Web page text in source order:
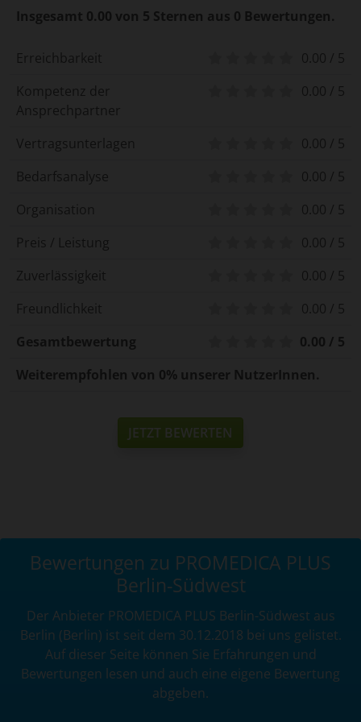
Insgesamt 0.00 von 5 Sternen aus 0 Bewertungen.
Erreichbarkeit
0.00 / 5
Kompetenz der
Ansprechpartner
0.00 / 5
Vertragsunterlagen
0.00 / 5
Bedarfsanalyse
0.00 / 5
Organisation
0.00 / 5
Preis / Leistung
0.00 / 5
Zuverlässigkeit
0.00 / 5
Freundlichkeit
0.00 / 5
Gesamtbewertung
0.00 / 5
Weiterempfohlen von 0% unserer NutzerInnen.
JETZT BEWERTEN
Bewertungen zu PROMEDICA PLUS
Berlin-Südwest
Der Anbieter PROMEDICA PLUS Berlin-Südwest aus
Berlin (Berlin) ist seit dem 30.12.2018 bei uns gelistet.
Auf dieser Seite können Sie Erfahrungen und
Bewertungen lesen und auch eine eigene Bewertung
abgeben.